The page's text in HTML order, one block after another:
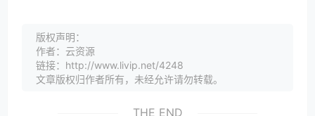
版权声明：
作者：云资源
链接：http://www.livip.net/4248
文章版权归作者所有，未经允许请勿转载。
THE END